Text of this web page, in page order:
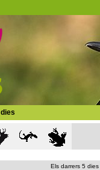
Els darrers 5 dies